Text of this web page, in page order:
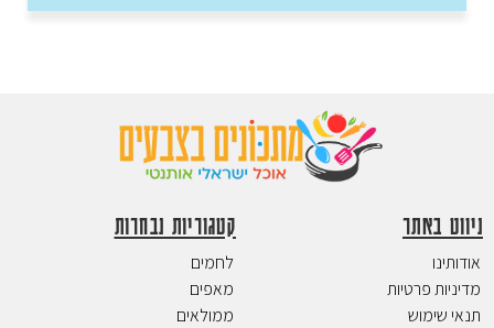
ניווט באתר
אודותינו
מדיניות פרטיות
תנאי שימוש
קטגוריות נבחרות
לחמים
מאפים
ממולאים